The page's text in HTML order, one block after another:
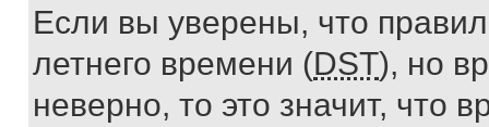
Если вы уверены, что
летнего времени (DST), но
неверно, то это значит, что